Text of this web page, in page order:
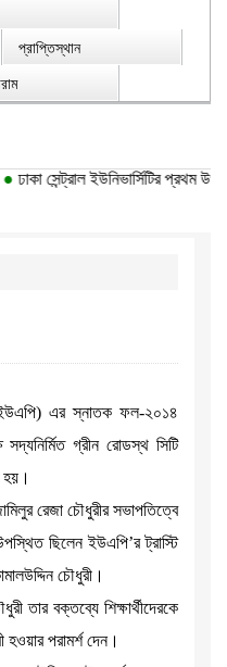
প্রাপ্তিস্থান
ঢাকা সেন্ট্রাল ইউনিভার্সিটির প্রথম
(ইউএপি) এর স্নাতক ফল-২০১৪
সদ্যনির্মিত গ্রীন রোডস্থ সিটি
হয়।
রেজা চৌধুরীর সভাপতিত্বে
ছিলেন ইউএপি’র ট্রাস্টি
চৌধুরী।
তার বক্তব্যে শিক্ষার্থীদেরকে
পরামর্শ দেন।